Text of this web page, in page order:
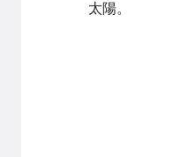
太陽。